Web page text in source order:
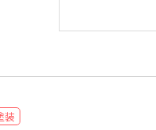
装